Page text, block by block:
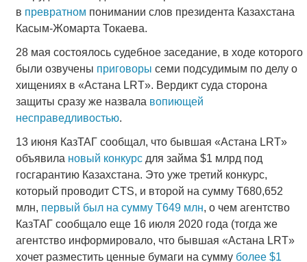
в превратном понимании слов президента Казахстана
Касым-Жомарта Токаева.
28 мая состоялось судебное заседание, в ходе которого
были озвучены приговоры семи подсудимым по делу о
хищениях в «Астана LRT». Вердикт суда сторона
защиты сразу же назвала вопиющей
несправедливостью.
13 июня КазТАГ сообщал, что бывшая «Астана LRT»
объявила новый конкурсдля займа $1 млрд под
госгарантию Казахстана. Это уже третий конкурс,
который проводит CTS, и второй на сумму Т680,652
млн, первый был на сумму Т649 млн, о чем агентство
КазТАГ сообщало еще 16 июля 2020 года (тогда же
агентство информировало, что бывшая «Астана LRT»
хочет разместить ценные бумаги на сумму более $1